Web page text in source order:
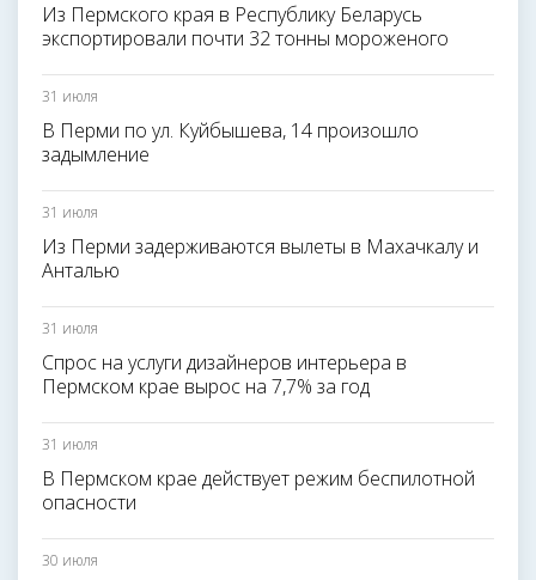
Из Пермского края в Республику Беларусь
экспортировали почти 32 тонны мороженого
31 июля
В Перми по ул. Куйбышева, 14 произошло
задымление
31 июля
Из Перми задерживаются вылеты в Махачкалу и
Анталью
31 июля
Спрос на услуги дизайнеров интерьера в
Пермском крае вырос на 7,7% за год
31 июля
В Пермском крае действует режим беспилотной
опасности
30 июля